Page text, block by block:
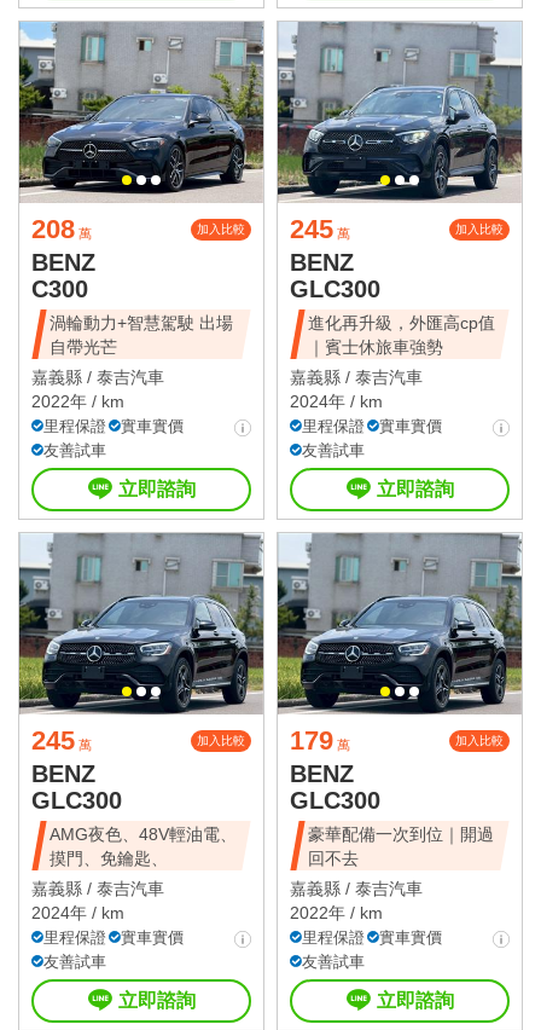
208 萬 加入比較
BENZ
C300
渦輪動力+智慧駕駛 出場
自帶光芒
嘉義縣 / 泰吉汽車
2022年 / km
里程保證
實車實價
友善試車
立即諮詢
245 萬 加入比較
BENZ
GLC300
進化再升級，外匯高cp值
｜賓士休旅車強勢
嘉義縣 / 泰吉汽車
2024年 / km
里程保證
實車實價
友善試車
立即諮詢
245 萬 加入比較
BENZ
GLC300
AMG夜色、48V輕油電、
摸門、免鑰匙、
嘉義縣 / 泰吉汽車
2024年 / km
里程保證
實車實價
友善試車
立即諮詢
179 萬 加入比較
BENZ
GLC300
豪華配備一次到位｜開過
回不去
嘉義縣 / 泰吉汽車
2022年 / km
里程保證
實車實價
友善試車
立即諮詢